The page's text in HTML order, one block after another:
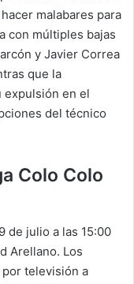
malabares para
con múltiples bajas
y Javier Correa
que la
expulsión en el
del técnico
Colo Colo
de julio a las 15:00
Arellano. Los
televisión a